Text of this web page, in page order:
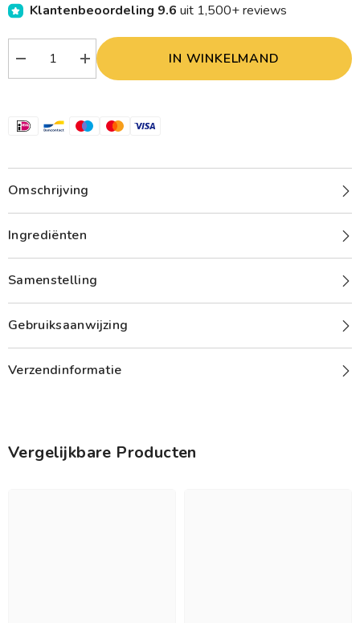
Klantenbeoordeling 9.6 uit 1,500+ reviews
Verlaag
aantal
nikkel
1.00
Stuks
Verhoog
aantal
nikkel
1.00
IN WINKELMAND
Omschrijving
Ingrediënten
Samenstelling
Gebruiksaanwijzing
Verzendinformatie
Vergelijkbare Producten